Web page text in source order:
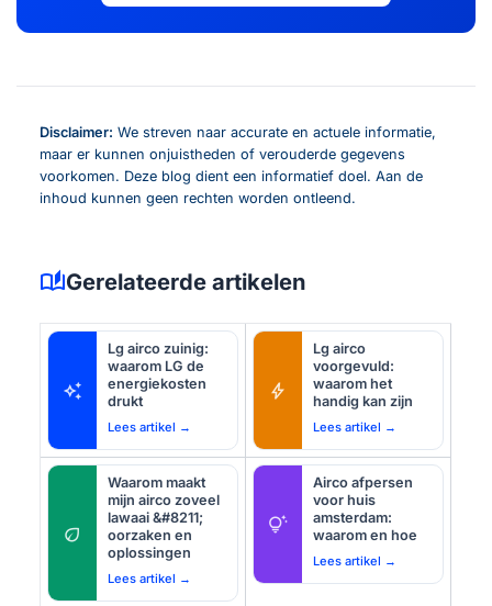
Disclaimer: We streven naar accurate en actuele informatie,
maar er kunnen onjuistheden of verouderde gegevens
voorkomen. Deze blog dient een informatief doel. Aan de
inhoud kunnen geen rechten worden ontleend.
auto_storiesGerelateerde artikelen
auto_awesome
Lg airco zuinig:
waarom LG de
energiekosten
drukt
Lees artikel →
bolt
Lg airco
voorgevuld:
waarom het
handig kan zijn
Lees artikel →
eco
Waarom maakt
mijn airco zoveel
lawaai &#8211;
oorzaken en
oplossingen
Lees artikel →
tips_and_updates
Airco afpersen
voor huis
amsterdam:
waarom en hoe
Lees artikel →